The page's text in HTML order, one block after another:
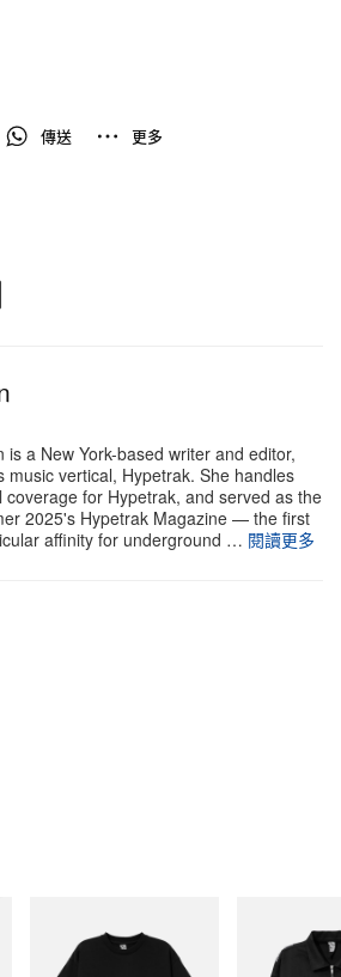
模組化搭配、以舞台演出需求為
作流程，與 Stone Island 設計
一套既契合他台上表演節奏，又
Stone Island
傳送 更多
is a New York-based writer and editor,
music vertical, Hypetrak. She handles
for Hypetrak, and served as the
2025's Hypetrak Magazine — the first
affinity for underground … 閱讀更多
Billionaire Boys Club X Initial
D Cotton T-Shirt 3
Billionaire
D Cotton Jacket